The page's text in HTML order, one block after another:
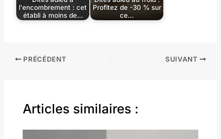
l'encombrement : cet
établi à moins de…
Profitez de -30 % sur
ce…
PRÉCÉDENT SUIVANT
Articles similaires :